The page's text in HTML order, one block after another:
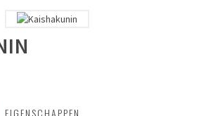
EIGENSCHAPPEN